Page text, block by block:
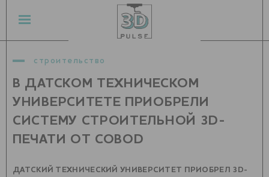
строительство
В ДАТСКОМ ТЕХНИЧЕСКОМ
УНИВЕРСИТЕТЕ ПРИОБРЕЛИ
СИСТЕМУ СТРОИТЕЛЬНОЙ 3D-
ПЕЧАТИ ОТ COBOD
ДАТСКИЙ ТЕХНИЧЕСКИЙ УНИВЕРСИТЕТ ПРИОБРЕЛ 3D-